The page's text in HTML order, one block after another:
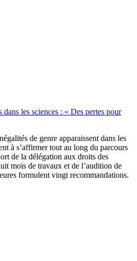
dans les sciences : « Des pertes pour
de genre apparaissent dans les
à s’affirmer tout au long du parcours
de la délégation aux droits des
mois de travaux et de l’audition de
formulent vingt recommandations.